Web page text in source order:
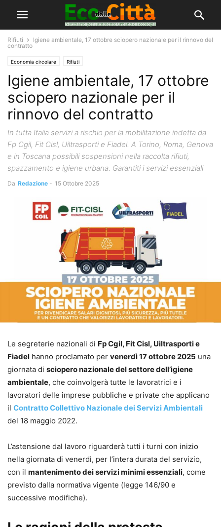
Rifiuti
Igiene ambientale, 17 ottobre sciopero nazionale per il rinnovo del
contratto
Economia circolare Rifiuti
Igiene ambientale, 17 ottobre
sciopero nazionale per il
rinnovo del contratto
In tutta Italia servizi a rischio per la mobilitazione indetta da
Fp Cgil, Fit Cisl, Uiltrasporti e Fiadel. A Torino, Roma, Genova
e in Toscana possibili sospensioni nella raccolta rifiuti,
spazzamento e igiene urbana. Garantiti i servizi essenziali
Da Redazione - 15 Ottobre 2025
Le segreterie nazionali di Fp Cgil, Fit Cisl, Uiltrasporti e
Fiadel hanno proclamato per venerdì 17 ottobre 2025 una
giornata di sciopero nazionale del settore dell’igiene
ambientale, che coinvolgerà tutte le lavoratrici e i
lavoratori delle imprese pubbliche e private che applicano
il Contratto Collettivo Nazionale dei Servizi Ambientali
del 18 maggio 2022.
L’astensione dal lavoro riguarderà tutti i turni con inizio
nella giornata di venerdì, per l’intera durata del servizio,
con il mantenimento dei servizi minimi essenziali, come
previsto dalla normativa vigente (legge 146/90 e
successive modifiche).